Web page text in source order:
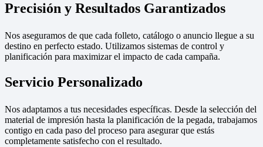
Precisión y Resultados Garantizados
Nos aseguramos de que cada folleto, catálogo o anuncio llegue a su
destino en perfecto estado. Utilizamos sistemas de control y
planificación para maximizar el impacto de cada campaña.
Servicio Personalizado
Nos adaptamos a tus necesidades específicas. Desde la selección del
material de impresión hasta la planificación de la pegada, trabajamos
contigo en cada paso del proceso para asegurar que estás
completamente satisfecho con el resultado.